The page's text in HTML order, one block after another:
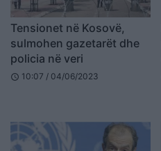
Tensionet në Kosovë,
sulmohen gazetarët dhe
policia në veri
schedule 10:07 / 04/06/2023